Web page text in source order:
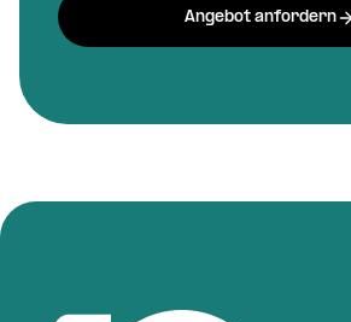
Angebot anfordern